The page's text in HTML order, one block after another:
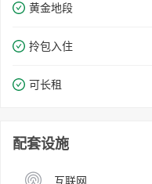
黄金地段
拎包入住
可长租
配套设施
互联网